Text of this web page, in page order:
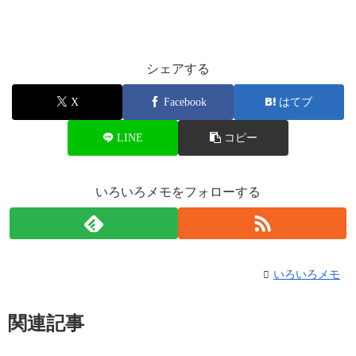
シェアする
X Facebook はてブ
LINE コピー
いろいろメモをフォローする
いろいろメモ
関連記事